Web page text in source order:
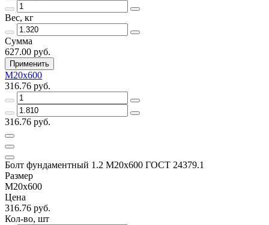
Вес, кг
Сумма
627.00 руб.
Применить
М20х600
316.76 руб.
316.76 руб.
Болт фундаментный 1.2 М20х600 ГОСТ 24379.1
Размер
М20х600
Цена
316.76 руб.
Кол-во, шт